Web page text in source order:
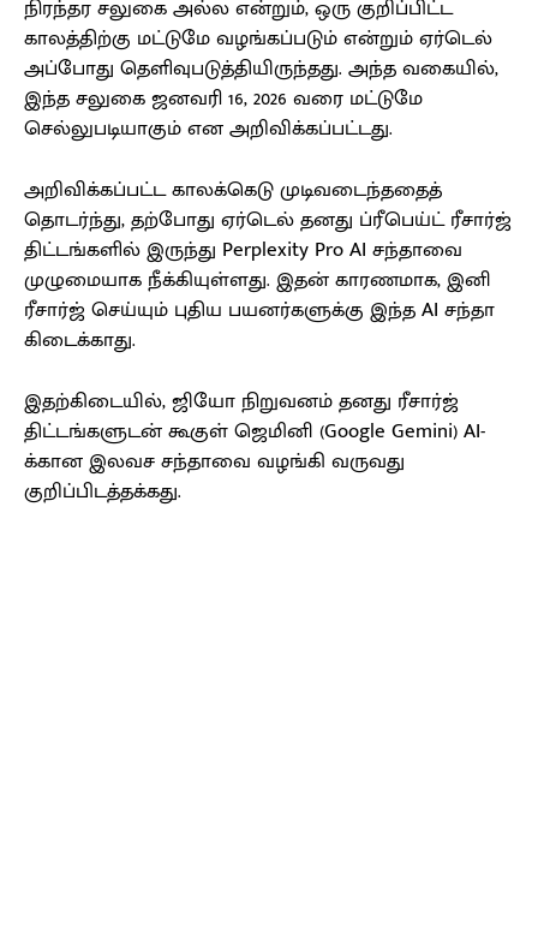
நிரந்தர சலுகை அல்ல என்றும், ஒரு குறிப்பிட்ட
காலத்திற்கு மட்டுமே வழங்கப்படும் என்றும் ஏர்டெல்
அப்போது தெளிவுபடுத்தியிருந்தது. அந்த வகையில்,
இந்த சலுகை ஜனவரி 16, 2026 வரை மட்டுமே
செல்லுபடியாகும் என அறிவிக்கப்பட்டது.
அறிவிக்கப்பட்ட காலக்கெடு முடிவடைந்ததைத்
தொடர்ந்து, தற்போது ஏர்டெல் தனது ப்ரீபெய்ட் ரீசார்ஜ்
திட்டங்களில் இருந்து Perplexity Pro AI சந்தாவை
முழுமையாக நீக்கியுள்ளது. இதன் காரணமாக, இனி
ரீசார்ஜ் செய்யும் புதிய பயனர்களுக்கு இந்த AI சந்தா
கிடைக்காது.
இதற்கிடையில், ஜியோ நிறுவனம் தனது ரீசார்ஜ்
திட்டங்களுடன் கூகுள் ஜெமினி (Google Gemini) AI-
க்கான இலவச சந்தாவை வழங்கி வருவது
குறிப்பிடத்தக்கது.